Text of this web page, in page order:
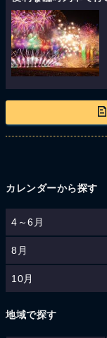
カレンダーから探す
4～6月
8月
10月
地域で探す